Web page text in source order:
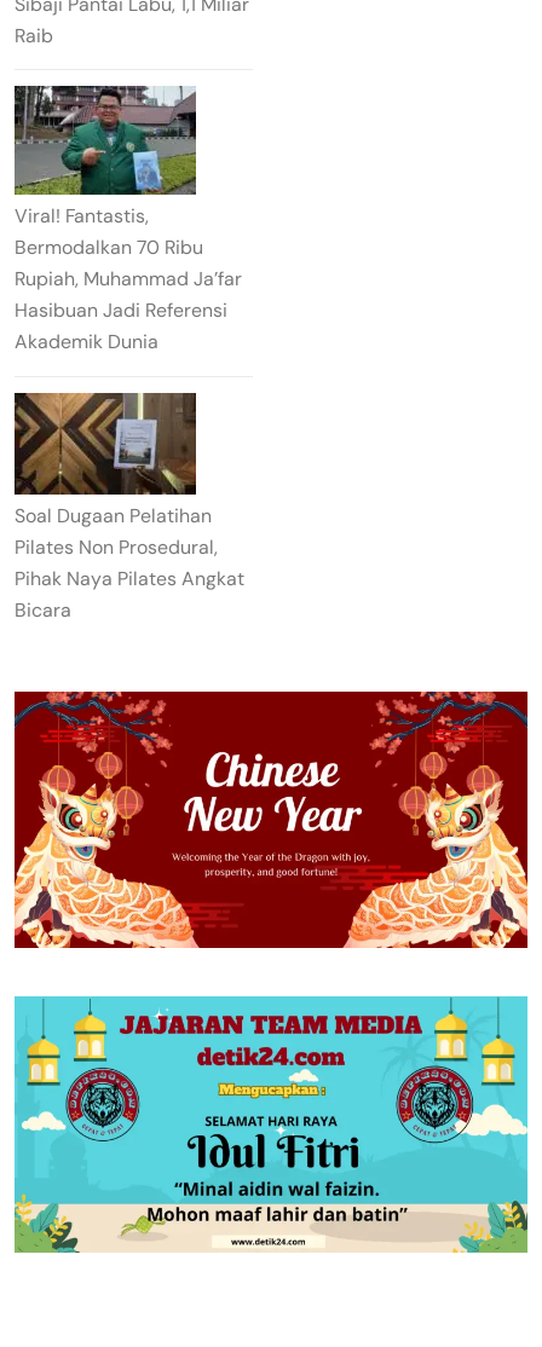
Raib
Viral! Fantastis,
Bermodalkan 70 Ribu
Rupiah, Muhammad Ja’far
Hasibuan Jadi Referensi
Akademik Dunia
Soal Dugaan Pelatihan
Pilates Non Prosedural,
Pihak Naya Pilates Angkat
Bicara